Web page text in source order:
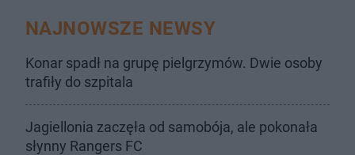
NAJNOWSZE NEWSY
Konar spadł na grupę pielgrzymów. Dwie osoby
trafiły do szpitala
Jagiellonia zaczęła od samobója, ale pokonała
słynny Rangers FC